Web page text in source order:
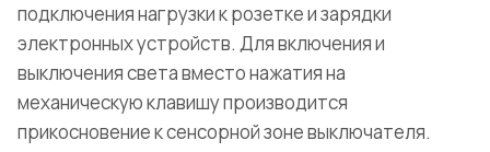
подключения нагрузки к розетке и зарядки
электронных устройств. Для включения и
выключения света вместо нажатия на
механическую клавишу производится
прикосновение к сенсорной зоне выключателя.